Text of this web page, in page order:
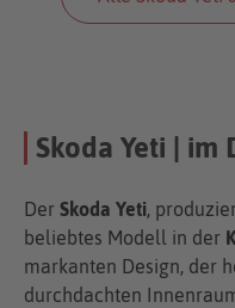
Skoda Yeti | im
Der Skoda Yeti,
beliebtes Modell in der
markanten Design, der
durchdachten